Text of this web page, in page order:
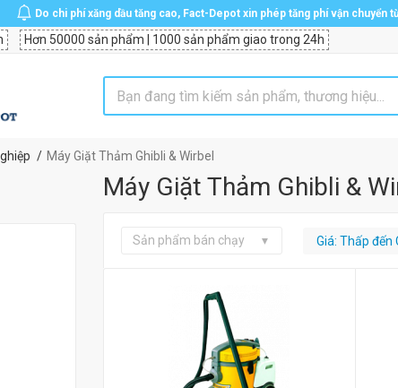
Do chi phí xăng dầu tăng cao, Fact-Depot xin phép tăng phí vận
Hơn 50000 sản phẩm | 1000 sản phẩm giao trong 24h
Máy Giặt Thảm Ghibli & Wirbel
Máy Giặt Thảm Ghibli &
Sản phẩm bán chạy Giá: Thấp đến